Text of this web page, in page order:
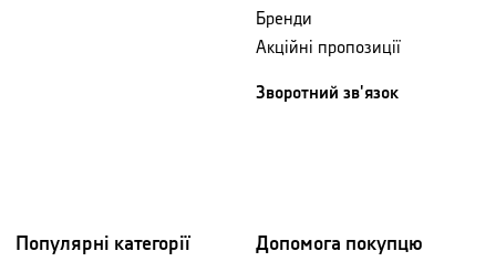
Бренди
Акційні пропозиції
Зворотний зв'язок
Популярні категорії Допомога покупцю